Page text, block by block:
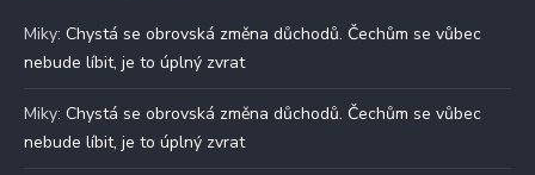
Miky: Chystá se obrovská změna důchodů. Čechům se vůbec
nebude líbit, je to úplný zvrat
Miky: Chystá se obrovská změna důchodů. Čechům se vůbec
nebude líbit, je to úplný zvrat